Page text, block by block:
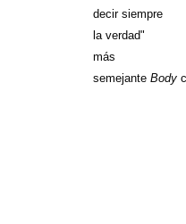
decir siempre
la verdad"
más
semejante Body